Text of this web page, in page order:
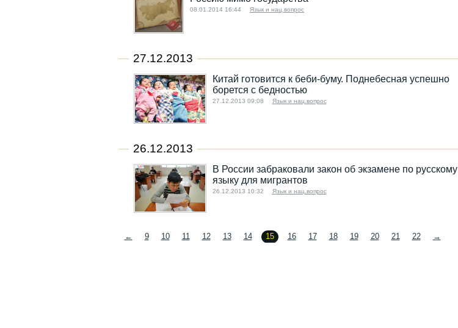
08.01.2014 16:44 Язык и нац.вопрос
27.12.2013
Китай готовится к беби-буму. Поднебесная успешно
борется с бедностью
27.12.2013 09:08 Язык и нац.вопрос
26.12.2013
В России забраковали закон об экзамене по русскому
языку для мигрантов
26.12.2013 10:32 Язык и нац.вопрос
← 9 10 11 12 13 14 15 16 17 18 19 20 21 22 →